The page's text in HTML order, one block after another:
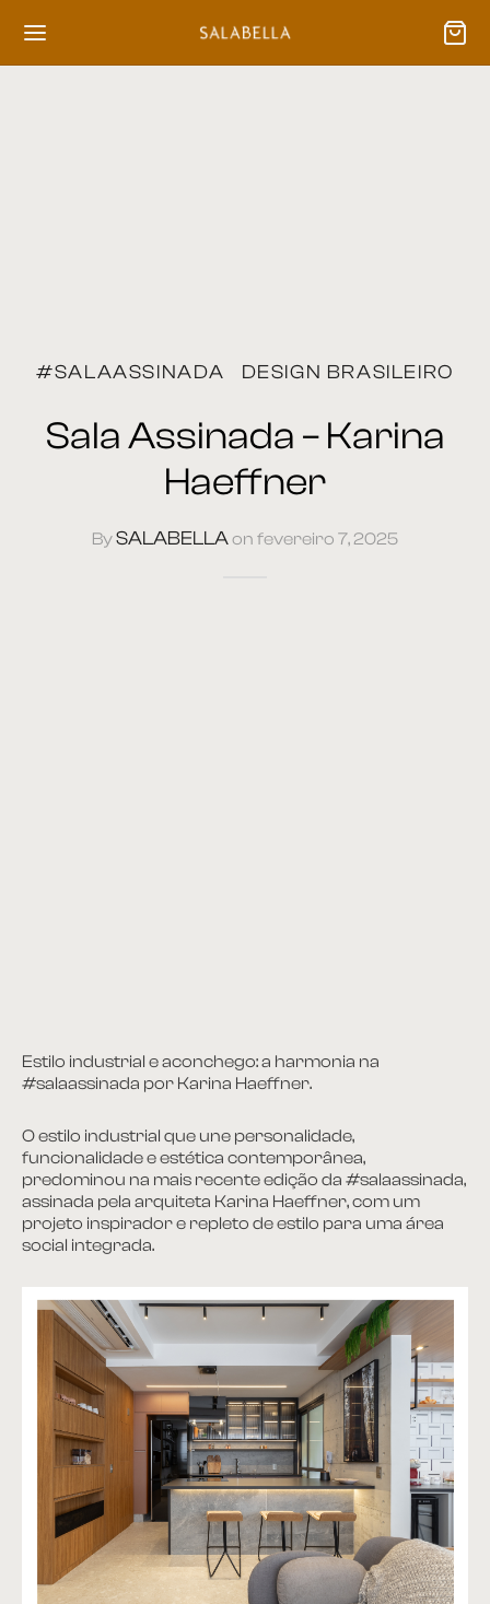
#SALAASSINADA DESIGN BRASILEIRO
Sala Assinada – Karina
Haeffner
BySALABELLAon fevereiro 7, 2025
Estilo industrial e aconchego: a harmonia na
#salaassinada por Karina Haeffner.
O estilo industrial que une personalidade,
funcionalidade e estética contemporânea,
predominou na mais recente edição da #salaassinada,
assinada pela arquiteta Karina Haeffner, com um
projeto inspirador e repleto de estilo para uma área
social integrada.